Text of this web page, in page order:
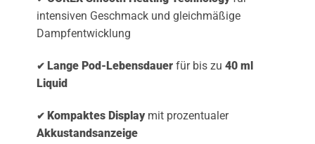
intensiven Geschmack und gleichmäßige
Dampfentwicklung
✔ Lange Pod-Lebensdauerfür bis zu 40 ml
Liquid
✔ Kompaktes Displaymit prozentualer
Akkustandsanzeige